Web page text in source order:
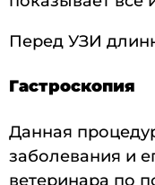
Перед УЗИ
Гастроскопия
Данная
заболевания и
ветеринара по